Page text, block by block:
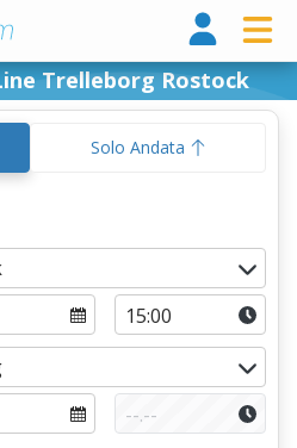
Trelleborg Rostock
Solo Andata